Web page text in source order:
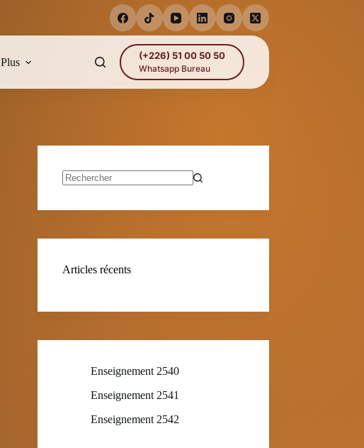
Plus
(+226) 51 00 50 50
Whatsapp Bureau
Articles récents
Enseignement 2540
Enseignement 2541
Enseignement 2542